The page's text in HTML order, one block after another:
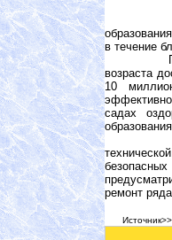
На
в течение
По
возраста
10
садах
Более 35
ремонт
Источник>>